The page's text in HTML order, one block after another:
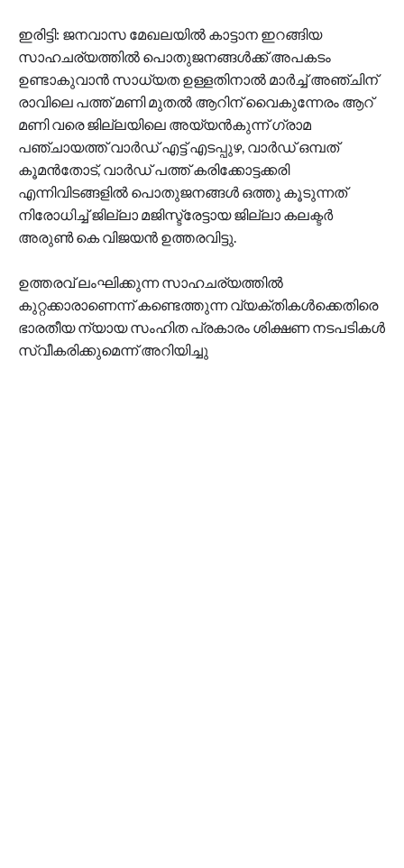
ഇരിട്ടി: ജനവാസ മേഖലയില്‍ കാട്ടാന ഇറങ്ങിയ
സാഹചര്യത്തില്‍ പൊതുജനങ്ങള്‍ക്ക് അപകടം
ഉണ്ടാകുവാന്‍ സാധ്യത ഉള്ളതിനാല്‍ മാര്‍ച്ച് അഞ്ചിന്
രാവിലെ പത്ത് മണി മുതല്‍ ആറിന് വൈകുന്നേരം ആറ്
മണി വരെ ജില്ലയിലെ അയ്യന്‍കുന്ന് ഗ്രാമ
പഞ്ചായത്ത് വാര്‍ഡ് എട്ട് എടപ്പുഴ, വാര്‍ഡ് ഒമ്പത്
കൂമന്‍തോട്, വാര്‍ഡ് പത്ത് കരിക്കോട്ടക്കരി
എന്നിവിടങ്ങളില്‍ പൊതുജനങ്ങള്‍ ഒത്തു കൂടുന്നത്
നിരോധിച്ച് ജില്ലാ മജിസ്ട്രേട്ടായ ജില്ലാ കലക്ടര്‍
അരുണ്‍ കെ വിജയന്‍ ഉത്തരവിട്ടു.
ഉത്തരവ് ലംഘിക്കുന്ന സാഹചര്യത്തില്‍
കുറ്റക്കാരാണെന്ന് കണ്ടെത്തുന്ന വ്യക്തികള്‍ക്കെതിരെ
ഭാരതീയ ന്യായ സംഹിത പ്രകാരം ശിക്ഷണ നടപടികള്‍
സ്വീകരിക്കുമെന്ന് അറിയിച്ചു